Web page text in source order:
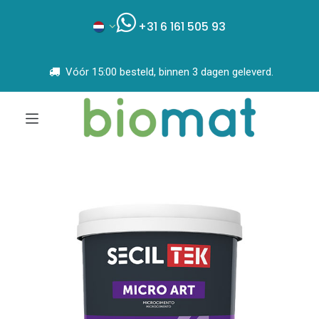
+31 6 161 505 93
Vóór 15:00 besteld, binnen 3 dagen geleverd.